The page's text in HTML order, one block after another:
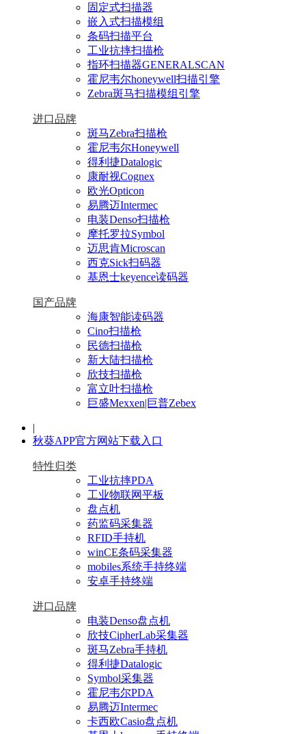
固定式扫描器
嵌入式扫描模组
条码扫描平台
工业抗摔扫描枪
指环扫描器GENERALSCAN
霍尼韦尔honeywell扫描引擎
Zebra斑马扫描模组引擎
进口品牌
斑马Zebra扫描枪
霍尼韦尔Honeywell
得利捷Datalogic
康耐视Cognex
欧光Opticon
易腾迈Intermec
电装Denso扫描枪
摩托罗拉Symbol
迈思肯Microscan
西克Sick扫码器
基恩士keyence读码器
国产品牌
海康智能读码器
Cino扫描枪
民德扫描枪
新大陆扫描枪
欣技扫描枪
富立叶扫描枪
巨盛Mexxen|巨普Zebex
|
秋葵APP官方网站下载入口
特性归类
工业抗摔PDA
工业物联网平板
盘点机
药监码采集器
RFID手持机
winCE条码采集器
mobiles系统手持终端
安卓手持终端
进口品牌
电装Denso盘点机
欣技CipherLab采集器
斑马Zebra手持机
得利捷Datalogic
Symbol采集器
霍尼韦尔PDA
易腾迈Intermec
卡西欧Casio盘点机